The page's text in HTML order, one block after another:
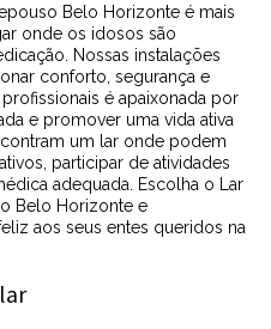
Belo Horizonte é mais
onde os idosos são
Nossas instalações
conforto, segurança e
é apaixonada por
e promover uma vida ativa
um lar onde podem
participar de atividades
adequada. Escolha o Lar
Belo Horizonte e
aos seus entes queridos na